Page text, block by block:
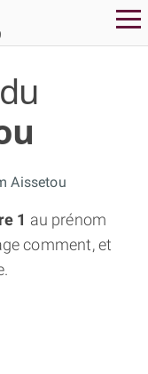
Aissetou
1 au prénom
comment, et